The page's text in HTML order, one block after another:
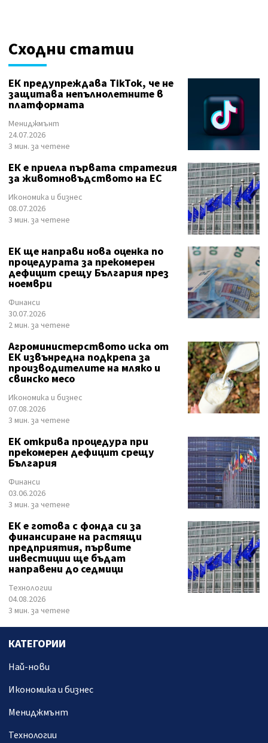
Сходни статии
ЕК предупреждава TikTok, че не
защитава непълнолетните в
платформата
Мениджмънт
24.07.2026
3 мин. за четене
ЕК е приела първата стратегия
за животновъдството на ЕС
Икономика и бизнес
08.07.2026
3 мин. за четене
ЕК ще направи нова оценка по
процедурата за прекомерен
дефицит срещу България през
ноември
Финанси
30.07.2026
2 мин. за четене
Агроминистерството иска от
ЕК извънредна подкрепа за
производителите на мляко и
свинско месо
Икономика и бизнес
07.08.2026
3 мин. за четене
ЕК открива процедура при
прекомерен дефицит срещу
България
Финанси
03.06.2026
3 мин. за четене
ЕК е готова с фонда си за
финансиране на растящи
предприятия, първите
инвестиции ще бъдат
направени до седмици
Технологии
04.08.2026
3 мин. за четене
КАТЕГОРИИ
Най-нови
Икономика и бизнес
Мениджмънт
Технологии